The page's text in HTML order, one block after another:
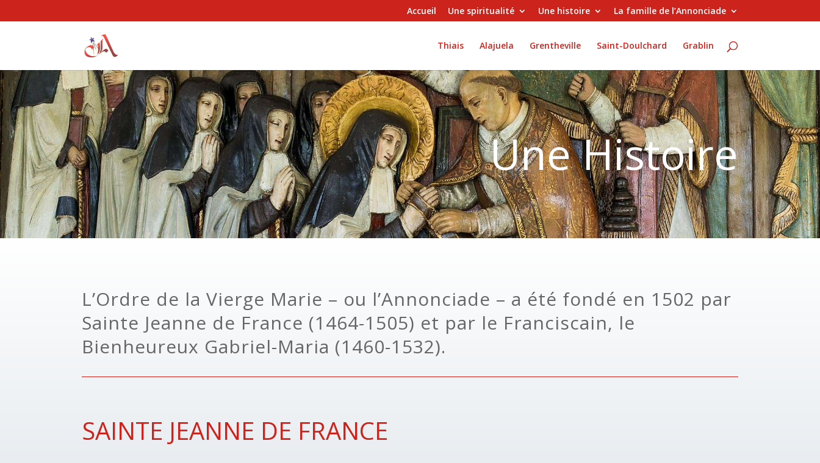
Accueil Une spiritualité Une histoire La famille de l’Annonciade
Thiais Alajuela Grentheville Saint-Doulchard Grablin
Une Histoire
L’Ordre de la Vierge Marie – ou l’Annonciade – a été fondé en 1502 par
Sainte Jeanne de France (1464-1505) et par le Franciscain, le
Bienheureux Gabriel-Maria (1460-1532).
SAINTE JEANNE DE FRANCE